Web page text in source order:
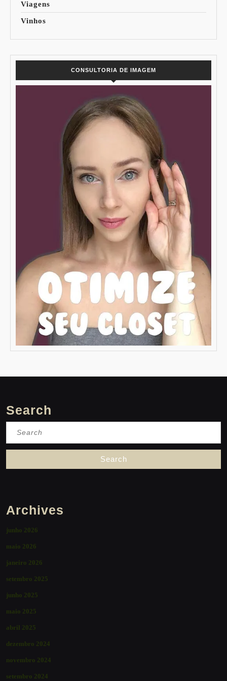
Viagens
Vinhos
CONSULTORIA DE IMAGEM
Search
Archives
junho 2026
maio 2026
janeiro 2026
setembro 2025
junho 2025
maio 2025
abril 2025
dezembro 2024
novembro 2024
setembro 2024